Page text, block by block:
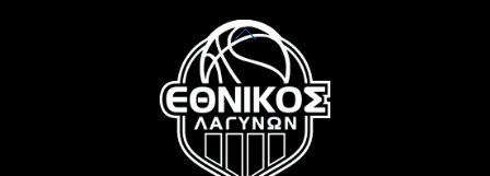
Back
To
Top